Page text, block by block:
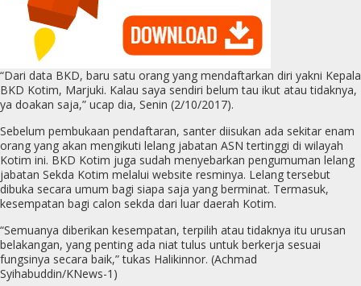
“Dari data BKD, baru satu orang yang mendaftarkan diri yakni Kepala
BKD Kotim, Marjuki. Kalau saya sendiri belum tau ikut atau tidaknya,
ya doakan saja,” ucap dia, Senin (2/10/2017).
Sebelum pembukaan pendaftaran, santer diisukan ada sekitar enam
orang yang akan mengikuti lelang jabatan ASN tertinggi di wilayah
Kotim ini. BKD Kotim juga sudah menyebarkan pengumuman lelang
jabatan Sekda Kotim melalui website resminya. Lelang tersebut
dibuka secara umum bagi siapa saja yang berminat. Termasuk,
kesempatan bagi calon sekda dari luar daerah Kotim.
“Semuanya diberikan kesempatan, terpilih atau tidaknya itu urusan
belakangan, yang penting ada niat tulus untuk berkerja sesuai
fungsinya secara baik,” tukas Halikinnor. (Achmad
Syihabuddin/KNews-1)